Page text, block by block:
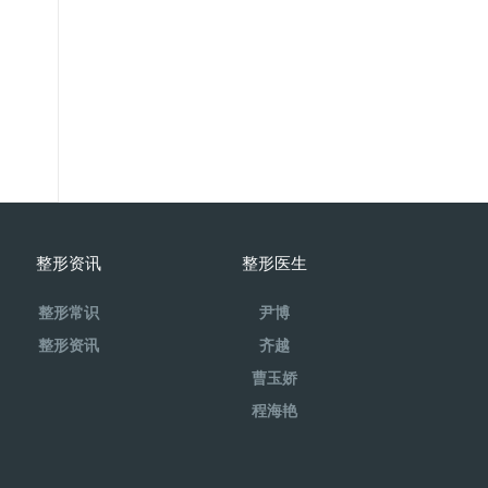
整形资讯
整形常识
整形资讯
整形医生
尹博
齐越
曹玉娇
程海艳